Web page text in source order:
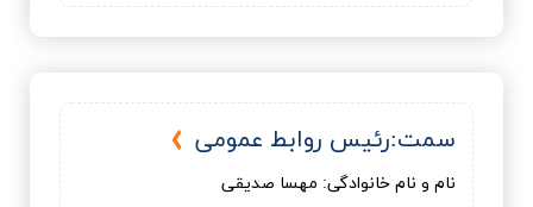
سمت:رئيس روابط عمومی
نام و نام خانوادگی: مهسا صديقی